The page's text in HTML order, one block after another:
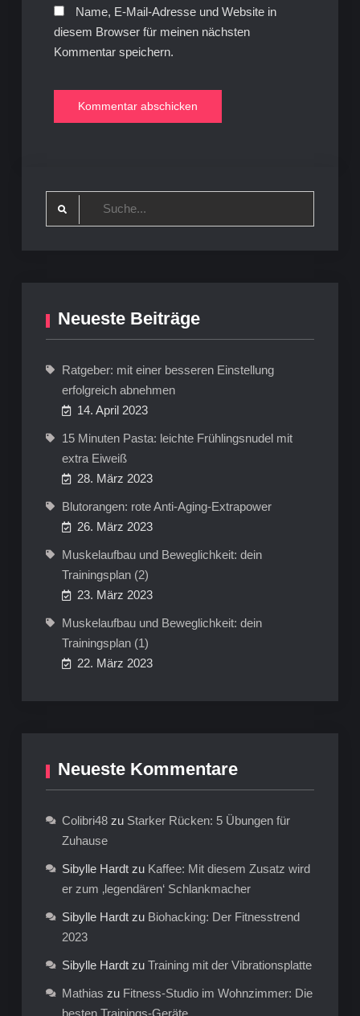
Name, E-Mail-Adresse und Website in
diesem Browser für meinen nächsten
Kommentar speichern.
Neueste Beiträge
Ratgeber: mit einer besseren Einstellung
erfolgreich abnehmen
14. April 2023
15 Minuten Pasta: leichte Frühlingsnudel mit
extra Eiweiß
28. März 2023
Blutorangen: rote Anti-Aging-Extrapower
26. März 2023
Muskelaufbau und Beweglichkeit: dein
Trainingsplan (2)
23. März 2023
Muskelaufbau und Beweglichkeit: dein
Trainingsplan (1)
22. März 2023
Neueste Kommentare
Colibri48zu Starker Rücken: 5 Übungen für
Zuhause
Sibylle Hardtzu Kaffee: Mit diesem Zusatz wird
er zum ‚legendären‘ Schlankmacher
Sibylle Hardtzu Biohacking: Der Fitnesstrend
2023
Sibylle Hardtzu Training mit der Vibrationsplatte
Mathias zu Fitness-Studio im Wohnzimmer: Die
besten Trainings-Geräte